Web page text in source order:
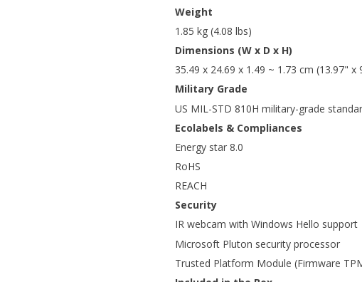
Weight
1.85 kg (4.08 lbs)
Dimensions (W x D x H)
35.49 x 24.69 x 1.49 ~ 1.73 cm (13.97" x
Military Grade
US MIL-STD 810H military-grade
Ecolabels & Compliances
Energy star 8.0
RoHS
REACH
Security
IR webcam with Windows Hello support
Microsoft Pluton security processor
Trusted Platform Module (Firmware